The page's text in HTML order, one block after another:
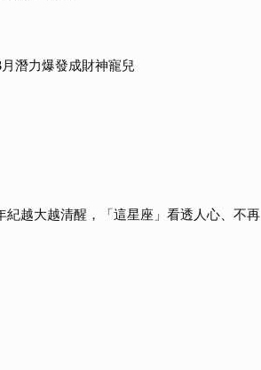
潛力爆發成財神寵兒
越大越清醒，「這星座」看透人心、不再